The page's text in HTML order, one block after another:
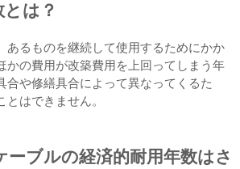
は？
あるものを継続して使用するためにかか
かの費用が改築費用を上回ってしまう年
合や修繕具合によって異なってくるた
はできません。
ーブルの経済的耐用年数はさ